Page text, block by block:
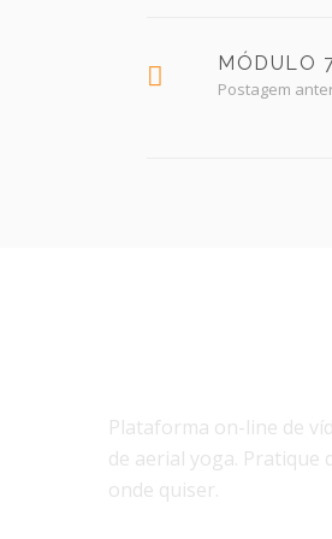
MÓDULO
Postagem
Plataforma on-line de
de aerial yoga. Pratique
onde quiser.